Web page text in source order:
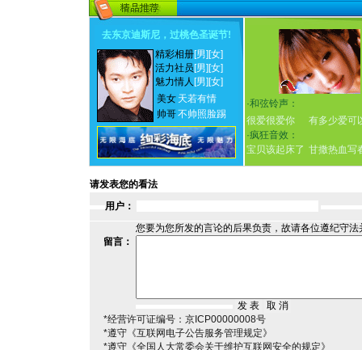
去东京迪斯尼，过桃色圣诞节!
精彩相册[男] [女]
活力社员 [男] [女]
魅力情人 [男] [女]
美女 天若有情
帅哥不帅照脸踢
·和弦铃声：
很爱很爱你
有多少爱可
·疯狂音效：
宝贝该起床了 甘撒热血写
请发表您的看法
用户：
您要为您所发的言论的后果负责，故请各位遵纪守
留言：
*经营许可证编号：京ICP00000008号
*遵守《互联网电子公告服务管理规定》
*遵守《全国人大常委会关于维护互联网安全的规定》